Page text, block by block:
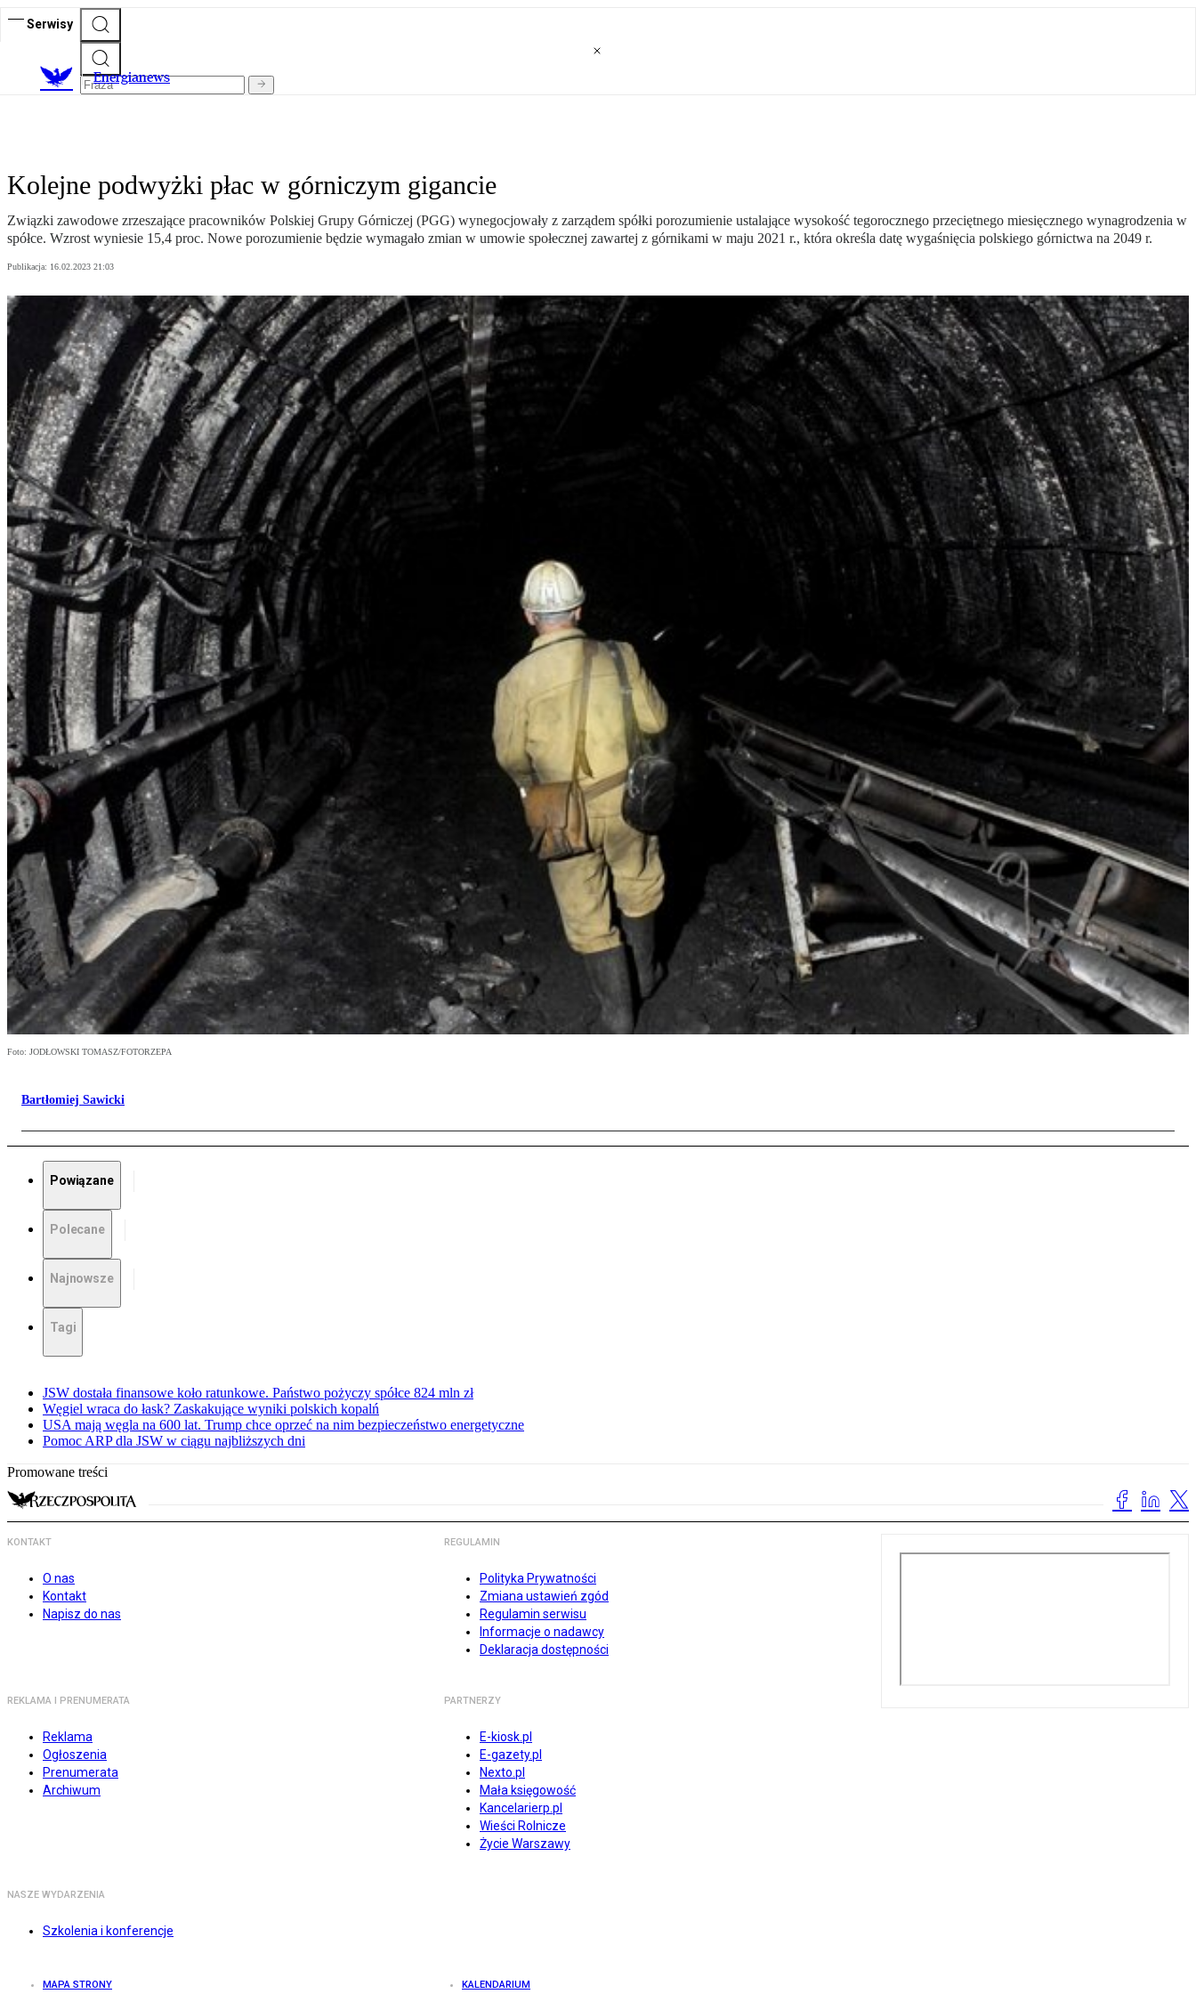
Serwisy
Energianews
Kolejne podwyżki płac w górniczym gigancie
Związki zawodowe zrzeszające pracowników Polskiej Grupy Górniczej (PGG) wynegocjowały z zarządem spółki porozumienie ustalające wysokość tegorocznego przeciętnego miesięcznego wynagrodzenia w
spółce. Wzrost wyniesie 15,4 proc. Nowe porozumienie będzie wymagało zmian w umowie społecznej zawartej z górnikami w maju 2021 r., która określa datę wygaśnięcia polskiego górnictwa na 2049 r.
Publikacja: 16.02.2023 21:03
Foto: JODŁOWSKI TOMASZ/FOTORZEPA
Bartłomiej Sawicki
Powiązane
Polecane
Najnowsze
Tagi
JSW dostała finansowe koło ratunkowe. Państwo pożyczy spółce 824 mln zł
Węgiel wraca do łask? Zaskakujące wyniki polskich kopalń
USA mają węgla na 600 lat. Trump chce oprzeć na nim bezpieczeństwo energetyczne
Pomoc ARP dla JSW w ciągu najbliższych dni
Promowane treści
KONTAKT
O nas
Kontakt
Napisz do nas
REGULAMIN
Polityka Prywatności
Zmiana ustawień zgód
Regulamin serwisu
Informacje o nadawcy
Deklaracja dostępności
REKLAMA I PRENUMERATA
Reklama
Ogłoszenia
Prenumerata
Archiwum
PARTNERZY
E-kiosk.pl
E-gazety.pl
Nexto.pl
Mała księgowość
Kancelarierp.pl
Wieści Rolnicze
Życie Warszawy
NASZE WYDARZENIA
Szkolenia i konferencje
MAPA STRONY KALENDARIUM